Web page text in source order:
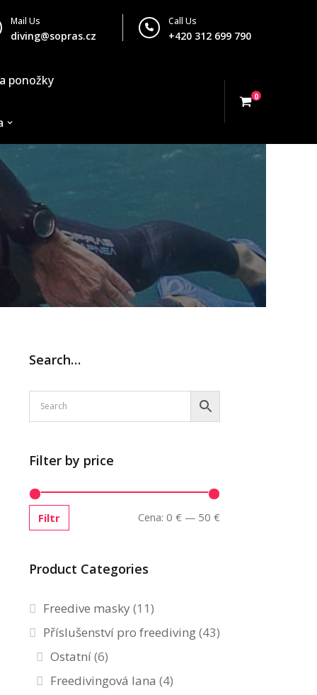
Call Us
+420 312 699 790
Mail Us
diving@sopras.cz
ponožky
0
Search…
Filter by price
Filtr Cena: 0 € — 50 €
Product Categories
Freedive masky(11)
Příslušenství pro freediving(43)
Ostatní(6)
Freedivingová lana (4)